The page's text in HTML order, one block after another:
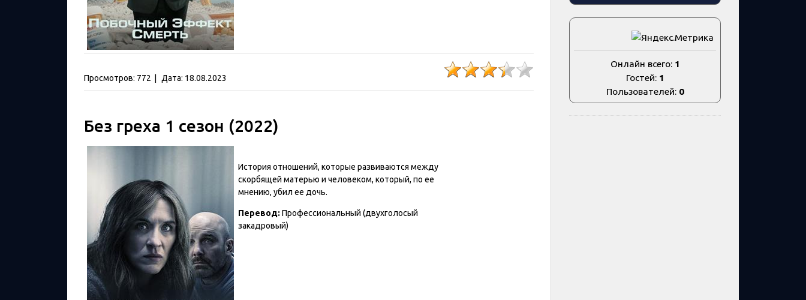
Просмотров: 772 Дата: 18.08.2023
Без греха 1 сезон (2022)
История отношений, которые развиваются между
скорбящей матерью и человеком, который, по ее
мнению, убил ее дочь.
Перевод: Профессиональный (двухголосый
закадровый)
Онлайн всего: 1
Гостей: 1
Пользователей: 0